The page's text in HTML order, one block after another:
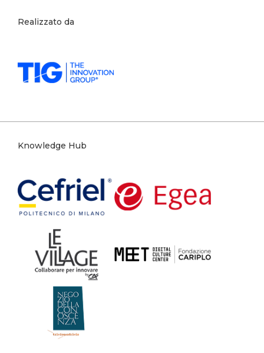
Realizzato da
Knowledge Hub